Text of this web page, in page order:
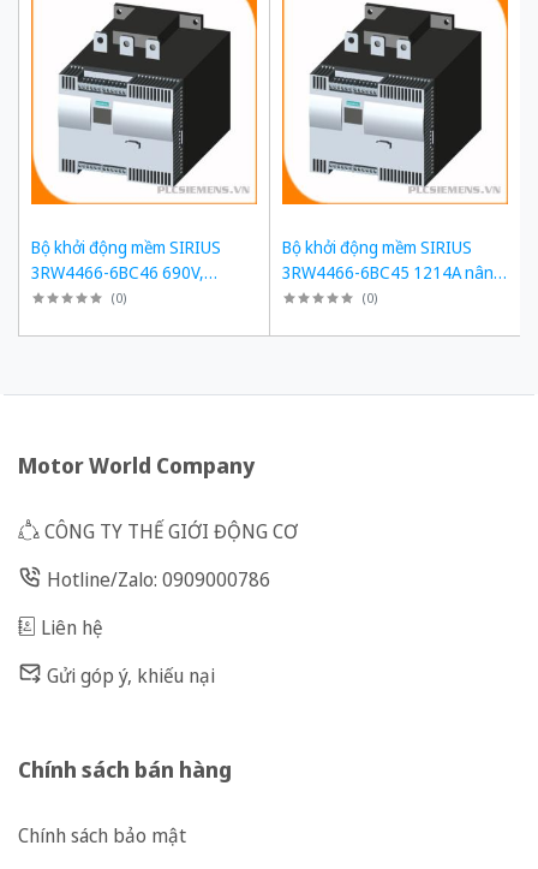
Bộ khởi động mềm SIRIUS
3RW4466-6BC46 690V,
1214A, 1200kW
(0)
Bộ khởi động mềm SIRIUS
3RW4466-6BC45 1214A nâng
cấp 3RW5558-6HA16
(0)
Motor World Company
CÔNG TY THẾ GIỚI ĐỘNG CƠ
Hotline/Zalo: 0909000786
Liên hệ
Gửi góp ý, khiếu nại
Chính sách bán hàng
Chính sách bảo mật